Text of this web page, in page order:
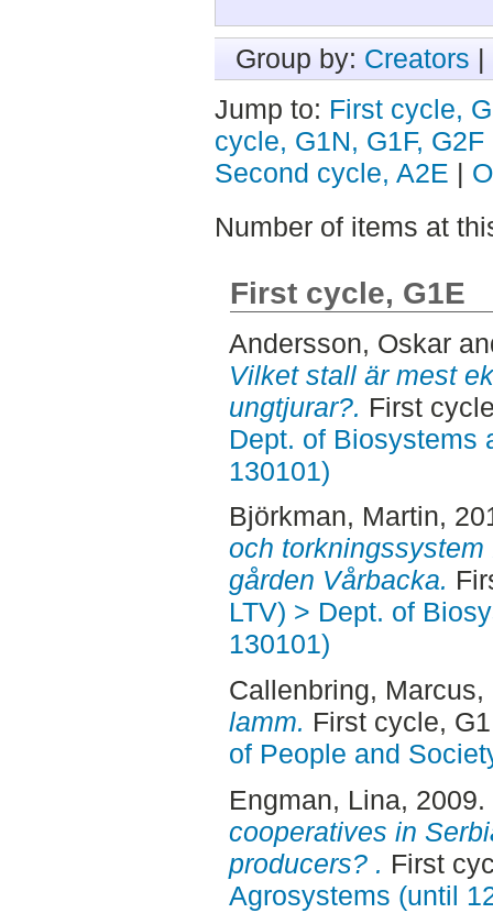
Group by: Creators |
Jump to: First cycle,
cycle, G1N, G1F, G2F
Second cycle, A2E |
Number of items at
First cycle, G1E
Andersson, Oskar
Vilket stall är mest
ungtjurar?. First
Dept. of Biosystems
130101)
Björkman, Martin,
och
gården Vårbacka.
LTV) > Dept. of
130101)
Callenbring, Marcus,
lamm. First cycle,
of People and
Engman, Lina, 2009.
cooperatives in
producers? . First
Agrosystems (until